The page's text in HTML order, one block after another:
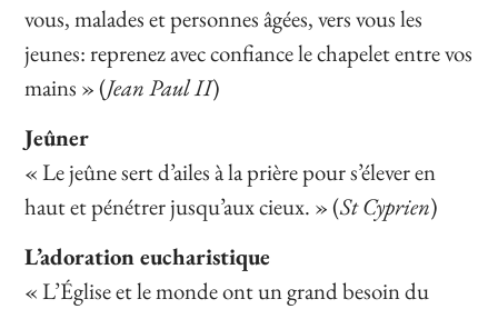
vous, malades et personnes âgées, vers vous les
jeunes: reprenez avec confiance le chapelet entre vos
mains » (Jean Paul II)
Jeûner
« Le jeûne sert d’ailes à la prière pour s’élever en
haut et pénétrer jusqu’aux cieux. » (St Cyprien)
L’adoration eucharistique
« L’Église et le monde ont un grand besoin du